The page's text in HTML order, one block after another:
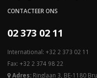
CONTACTEER ONS
02 373 02 11
International: +32 2 373 02 11
Fax: +32 2 374 98 22
Adres: Ringlaan 3, BE-1180